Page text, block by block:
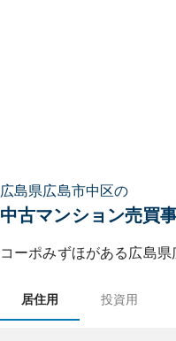
広島県広島市中区の
中古マンション売買
コーポみずほがある 広島県
居住用 投資用